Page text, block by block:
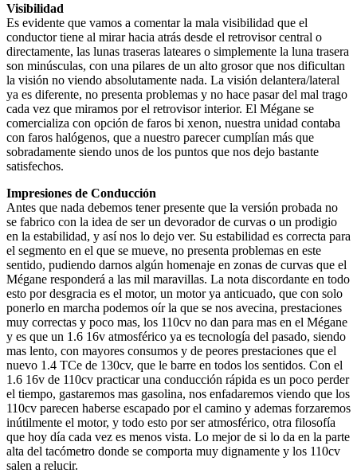
Visibilidad
Es evidente que vamos a comentar la mala visibilidad que el
conductor tiene al mirar hacia atrás desde el retrovisor central o
directamente, las lunas traseras lateares o simplemente la luna trasera
son minúsculas, con una pilares de un alto grosor que nos dificultan
la visión no viendo absolutamente nada. La visión delantera/lateral
ya es diferente, no presenta problemas y no hace pasar del mal trago
cada vez que miramos por el retrovisor interior. El Mégane se
comercializa con opción de faros bi xenon, nuestra unidad contaba
con faros halógenos, que a nuestro parecer cumplían más que
sobradamente siendo unos de los puntos que nos dejo bastante
satisfechos.
Impresiones de Conducción
Antes que nada debemos tener presente que la versión probada no
se fabrico con la idea de ser un devorador de curvas o un prodigio
en la estabilidad, y así nos lo dejo ver. Su estabilidad es correcta para
el segmento en el que se mueve, no presenta problemas en este
sentido, pudiendo darnos algún homenaje en zonas de curvas que el
Mégane responderá a las mil maravillas. La nota discordante en todo
esto por desgracia es el motor, un motor ya anticuado, que con solo
ponerlo en marcha podemos oír la que se nos avecina, prestaciones
muy correctas y poco mas, los 110cv no dan para mas en el Mégane
y es que un 1.6 16v atmosférico ya es tecnología del pasado, siendo
mas lento, con mayores consumos y de peores prestaciones que el
nuevo 1.4 TCe de 130cv, que le barre en todos los sentidos. Con el
1.6 16v de 110cv practicar una conducción rápida es un poco perder
el tiempo, gastaremos mas gasolina, nos enfadaremos viendo que los
110cv parecen haberse escapado por el camino y ademas forzaremos
inútilmente el motor, y todo esto por ser atmosférico, otra filosofía
que hoy día cada vez es menos vista. Lo mejor de si lo da en la parte
alta del tacómetro donde se comporta muy dignamente y los 110cv
salen a relucir.